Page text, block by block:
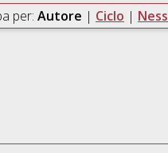
per: Autore | Ciclo |